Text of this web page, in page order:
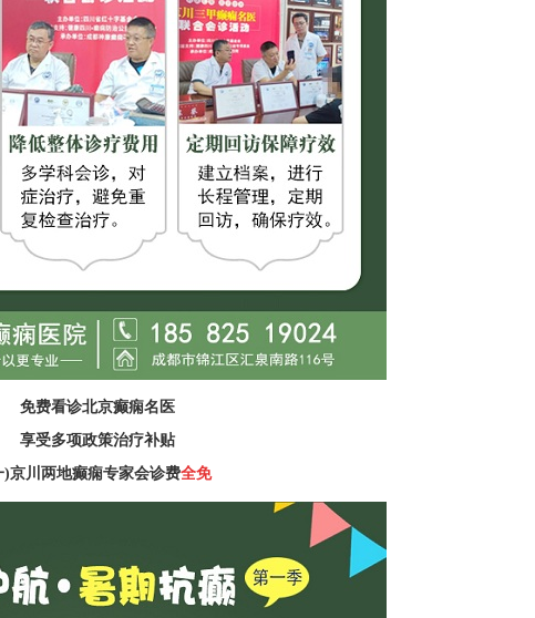
免费看诊北京癫痫名医
享受多项政策治疗补贴
)京川两地癫痫专家会诊费全免